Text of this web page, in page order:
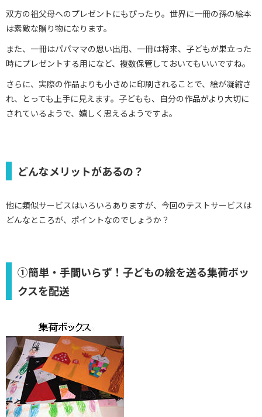
双方の祖父母へのプレゼントにもぴったり。世界に一冊の孫の絵本
は素敵な贈り物になります。
また、一冊はパパママの思い出用、一冊は将来、子どもが巣立った
時にプレゼントする用になど、複数保管しておいてもいいですね。
さらに、実際の作品よりも小さめに印刷されることで、絵が凝縮さ
れ、とっても上手に見えます。子どもも、自分の作品がより大切に
されているようで、嬉しく思えるようですよ。
どんなメリットがあるの？
他に類似サービスはいろいろありますが、今回のテストサービスは
どんなところが、ポイントなのでしょうか？
①簡単・手間いらず！子どもの絵を送る集荷ボッ
クスを配送